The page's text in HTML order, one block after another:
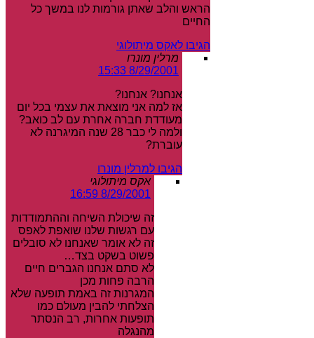
הראש והלב שאתן גורמות לנו במשך כל
החיים
הגיבו לאקס מיתולוגי
מרלין מונרו
8/29/2001 15:33
אנחנו? אנחנו?
אז למה אני מוצאת את עצמי בכל יום
מעודדת חברה אחרת עם לב כואב?
ולמה לי כבר 28 שנה המיגרנה לא
עוברת?
הגיבו למרלין מונרו
אקס מיתולוגי
8/29/2001 16:59
זה שיכולת השיחה וההתמודדות
עם רגשות שלנו שואפת לאפס
זה לא אומר שאנחנו לא סובלים
פשוט בשקט בצד…
לא סתם אנחנו הגברים חיים
הרבה פחות מכן
המגרנות זה באמת תופעה שלא
הצלחתי להבין מעולם כמו
תופעות אחרות, רב הנסתר
מהנגלה